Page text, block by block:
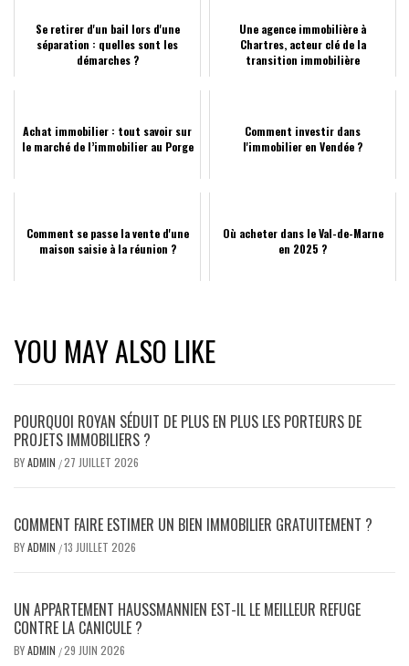
Se retirer d'un bail lors d'une
séparation : quelles sont les
démarches ?
Une agence immobilière à
Chartres, acteur clé de la
transition immobilière
Achat immobilier : tout savoir sur
le marché de l’immobilier au Porge
Comment investir dans
l'immobilier en Vendée ?
Comment se passe la vente d'une
maison saisie à la réunion ?
Où acheter dans le Val-de-Marne
en 2025 ?
YOU MAY ALSO LIKE
POURQUOI ROYAN SÉDUIT DE PLUS EN PLUS LES PORTEURS DE
PROJETS IMMOBILIERS ?
BYADMIN /27 JUILLET 2026
COMMENT FAIRE ESTIMER UN BIEN IMMOBILIER GRATUITEMENT ?
BYADMIN /13 JUILLET 2026
UN APPARTEMENT HAUSSMANNIEN EST-IL LE MEILLEUR REFUGE
CONTRE LA CANICULE ?
BYADMIN /29 JUIN 2026